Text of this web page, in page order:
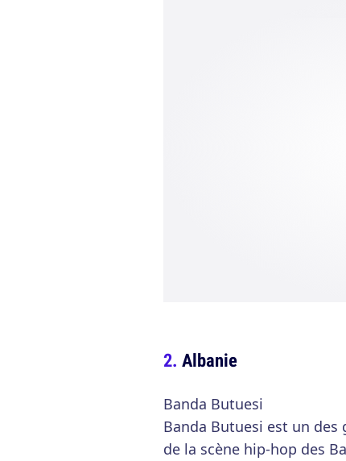
Albanie
Banda Butuesi
Banda Butuesi est un des
de la scène hip-hop des